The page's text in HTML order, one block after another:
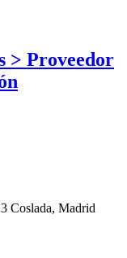
> Proveedor
Coslada, Madrid